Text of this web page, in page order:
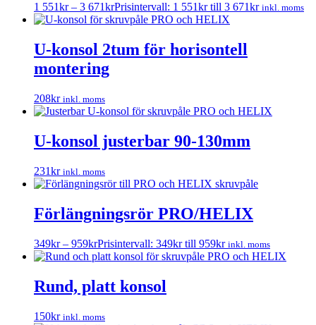
1 551kr – 3 671krPrisintervall: 1 551kr till 3 671kr inkl. moms
U-konsol 2tum för horisontell
montering
208kr inkl. moms
U-konsol justerbar 90-130mm
231kr inkl. moms
Förlängningsrör PRO/HELIX
349kr – 959krPrisintervall: 349kr till 959kr inkl. moms
Rund, platt konsol
150kr inkl. moms